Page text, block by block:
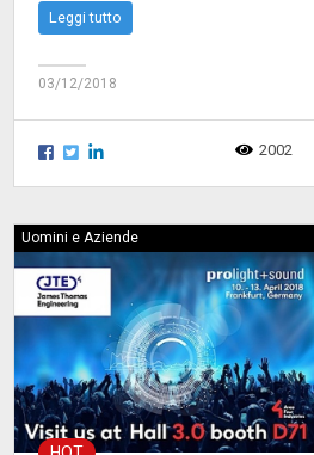
Leggi tutto
03/12/2018
2002
Uomini e Aziende